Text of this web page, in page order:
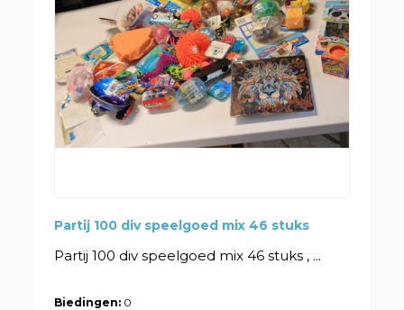
Partij 100 div speelgoed mix 46 stuks
Partij 100 div speelgoed mix 46 stuks , ...
Biedingen: 0